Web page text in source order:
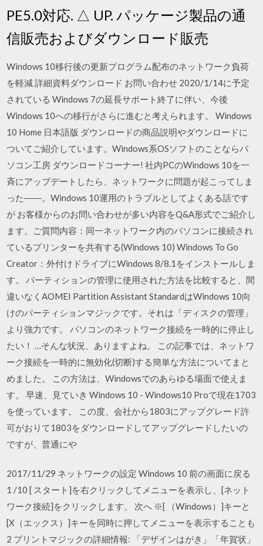
PE5.0対応. △ UP. パッケージ製品の通
信販売およびダウンロード販売
Windows 10移行後の更新プログラム配布のネットワーク負荷
を軽減 詳細資料ダウンロード お問い合わせ 2020/1/14に予定
されている Windows 7の延長サポート終了に伴い、今後
Windows 10への移行がさらに進むと考えられます。 Windows
10 Home 日本語版 ダウンロードの商品説明やダウンロードに
ついてご紹介しています。Windows系OSソフトのことならパ
ソコン工房 ダウンロードコーナー! 社内PCのWindows 10を一
斉にアップデートしたら、ネットワークに問題が起こってしま
った――。Windows 10運用のトラブルとしてよくある話です
が お客様からのお問い合わせが多い内容をQ&A形式でご紹介し
ます。ご質問内容：同一ネットワーク内のパソコンに接続され
ているプリンターを共有する(Windows 10) Windows To Go
Creator：外付けドライブにWindows 8/8.1をインストールしま
す。 パーティションの管理に使用された方法を比較すると、間
違いなくAOMEI Partition Assistant StandardはWindows 10向
けのパーティションマジックです。それは「ディスクの管理」
より強力です。 パソコンのネットワーク接続を一時的に停止し
たい！ …そんな状況、ありますよね。 この記事では、ネットワ
ーク接続を一時的に無効化(切断)する簡単な方法についてまと
めました。 この方法は、Windowsでのあらゆる場面で使えま
す。 早速、見ていき Windows 10 - Windows10 Proで現在1703
を使っています。 この度、会社から1803にアップグレード許
可がおりて1803をダウンロードしてアップグレードしたいの
ですが、普通にや
2017/11/29 ネットワークの設定 Windows 10 前の画面に戻る
1 /10 [ スタート]を右クリックしてメニューを表示し、[ネット
ワーク接続]をクリックします。 次へ ※[ （Windows）]キーと
[X（エックス）]キーを同時に押してメニューを表示することも
2 プリントマジックの詳細情報: 「デザインはがき」「年賀状」